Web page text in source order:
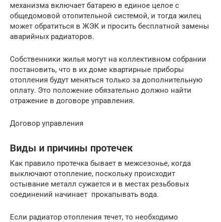
механизма включает батарею в единое целое с
общедомовой отопительной системой, и тогда жилец
может обратиться в ЖЭК и просить бесплатной замены
аварийных радиаторов.
Собственники жилья могут на коллективном собрании
постановить, что в их доме квартирные приборы
отопления будут меняться только за дополнительную
оплату. Это положение обязательно должно найти
отражение в договоре управления.
Договор управления
Виды и причины протечек
Как правило протечка бывает в межсезонье, когда
выключают отопление, поскольку происходит
остывание металл сужается и в местах резьбовых
соединений начинает прокапывать вода.
Если радиатор отопления течет, то необходимо